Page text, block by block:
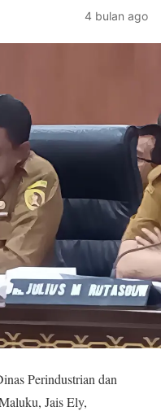
4 bulan ago
Perindustrian dan
Jais Ely,